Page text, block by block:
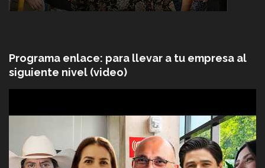
Programa enlace: para llevar a tu empresa al
siguiente nivel (video)